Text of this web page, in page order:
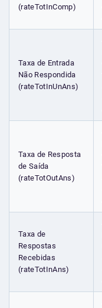
(rateTotInComp)
Taxa de Entrada
Não Respondida
(rateTotInUnAns)
Taxa de Resposta
de Saída
(rateTotOutAns)
Taxa de
Respostas
Recebidas
(rateTotInAns)